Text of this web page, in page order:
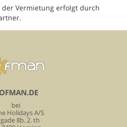
Vermietung erfolgt durch
bei
Holidays A/S
8b. 2. th